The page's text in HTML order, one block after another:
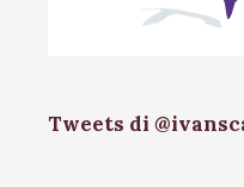
Tweets di